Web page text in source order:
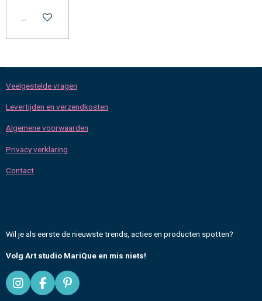
Bekijk details
Veelgestelde vragen
Levertijden en verzendkosten
Algemene voorwaarden
Privacy verklaring
Contact
Wil je als eerste de nieuwste trends, acties en producten spotten?
Volg Art studio MariQue en mis niets!
I
n
F
a
P
i